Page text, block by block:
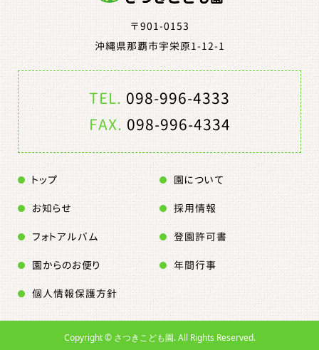
〒901-0153
沖縄県那覇市宇栄原1-12-1
TEL.098-996-4333
FAX.098-996-4334
トップ 園について
園からのお便り
お知らせ 採用情報
年間行事
フォトアルバム 登園許可書
個人情報保護方針
Copyright ©さつきこども園. All Rights Reserved.